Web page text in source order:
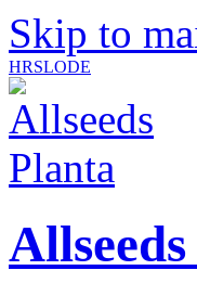
Skip to
HRSLODE